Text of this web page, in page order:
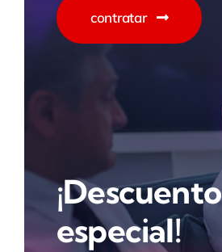
contratar
¡Descuento
especial!